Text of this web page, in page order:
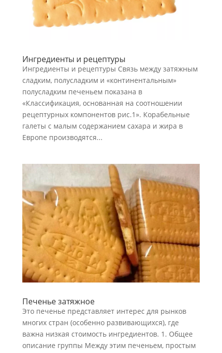
Ингредиенты и рецептуры
Ингредиенты и рецептуры Связь между затяжным
сладким, полусладким и «континентальным»
полусладким печеньем показана в
«Классификация, основанная на соотношении
рецептурных компонентов рис.1». Корабельные
галеты с малым содержанием сахара и жира в
Европе производятся...
Печенье затяжное
Это печенье представляет интерес для рынков
многих стран (особенно развивающихся), где
важна низкая стоимость ингредиентов. 1. Общее
описание группы Между этим печеньем, простым